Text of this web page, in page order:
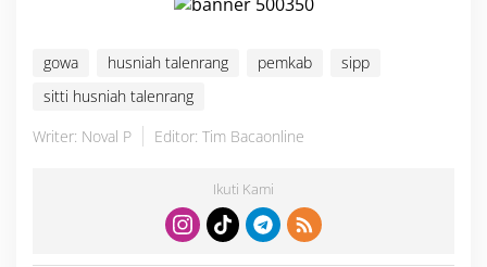
gowa husniah talenrang pemkab
sipp
sitti husniah talenrang
Writer: Noval P
Editor: Tim Bacaonline
Ikuti Kami